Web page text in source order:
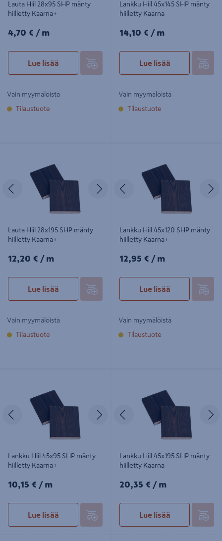
Lauta Hiil 28x95 SHP mänty
hiilletty Kaarna+
4,70€/m
4,70 € / m
Lue lisää
Vain myymälöistä
Tilaustuote
Lankku Hiil 45x145 SHP mänty
hiilletty Kaarna
14,10€/m
14,10 € / m
Lue lisää
Vain myymälöistä
Tilaustuote
Edellinen Seuraava
Lauta Hiil 28x195 SHP mänty
hiilletty Kaarna+
12,20€/m
12,20 € / m
Lue lisää
Vain myymälöistä
Tilaustuote
Edellinen
Lankku Hiil 45x120 SHP mänty
hiilletty Kaarna+
12,95€/m
12,95 € / m
Lue lisää
Vain myymälöistä
Tilaustuote
Edellinen Seuraava
Lankku Hiil 45x95 SHP mänty
hiilletty Kaarna+
10,15€/m
10,15 € / m
Lue lisää
Edellinen
Lankku Hiil 45x195 SHP mänty
hiilletty Kaarna
20,35€/m
20,35 € / m
Lue lisää